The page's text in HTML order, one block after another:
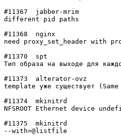
#11367	jabber-mrim     	normal  	-
different pid paths
#11368	nginx           	enhancement	-
need proxy_set_header with
#11370	spt             	blocker 	-
Тип образа на выходе для
#11373	alterator-ovz   	blocker 	-
template уже существует
#11374	mkinitrd        	major   	-
NFSROOT Ethernet device
#11375	mkinitrd        	enhancement	-
--with=@listfile